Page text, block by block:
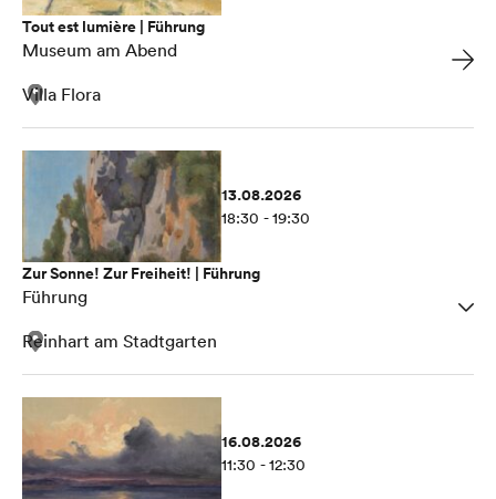
Tout est lumière | Führung
Museum am Abend
Villa Flora
13.08.2026
18:30 - 19:30
Zur Sonne! Zur Freiheit! | Führung
Führung
Reinhart am Stadtgarten
16.08.2026
11:30 - 12:30